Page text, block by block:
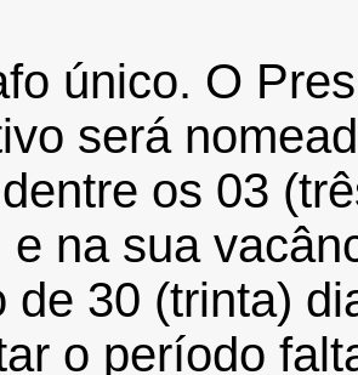
único. O
será
os 03
e na sua
de 30 (trinta)
o período